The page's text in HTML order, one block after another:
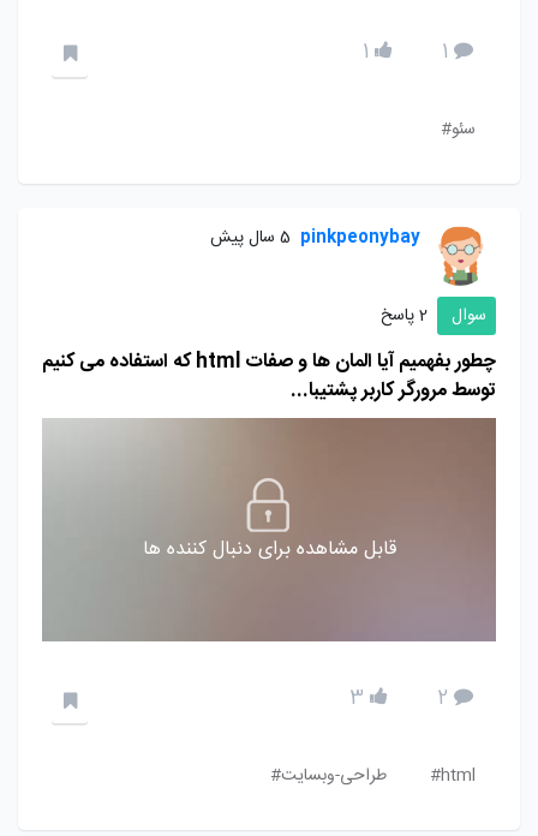
1
1
سئو#
pinkpeonybay 5 سال پیش
سوال 2 پاسخ
چطور بفهمیم آیا المان ها و صفات html که استفاده می کنیم
توسط مرورگر کاربر پشتیبا...
قابل مشاهده برای دنبال کننده ها
2
3
html# طراحی-وبسایت#